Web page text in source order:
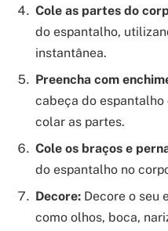
Cole as partes do
do espantalho,
instantânea.
Preencha com
cabeça do
colar as partes.
Cole os braços e
do espantalho no
Decore: Decore o seu
como olhos, boca,